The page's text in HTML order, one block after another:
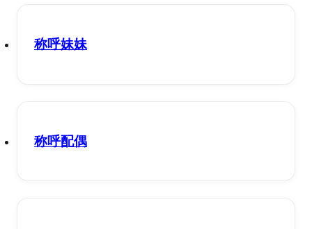
称呼妹妹
称呼配偶